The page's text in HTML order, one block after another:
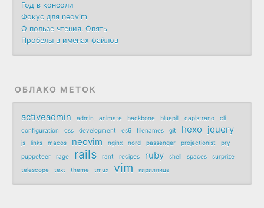
Год в консоли
Фокус для neovim
О пользе чтения. Опять
Пробелы в именах файлов
ОБЛАКО МЕТОК
activeadmin admin animate backbone bluepill capistrano
cli
configuration
css development es6 filenames git hexo jquery
js links macos neovim nginx nord passenger projectionist
pry
puppeteer
rage rails rant recipes ruby shell spaces
surprize
telescope
text theme tmux vim кириллица